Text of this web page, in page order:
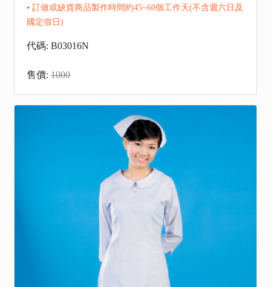
⦁ 訂做或缺貨商品製作時間約45~60個工作天(不含週六日及
國定假日)
代碼: B03016N
售價: 1000